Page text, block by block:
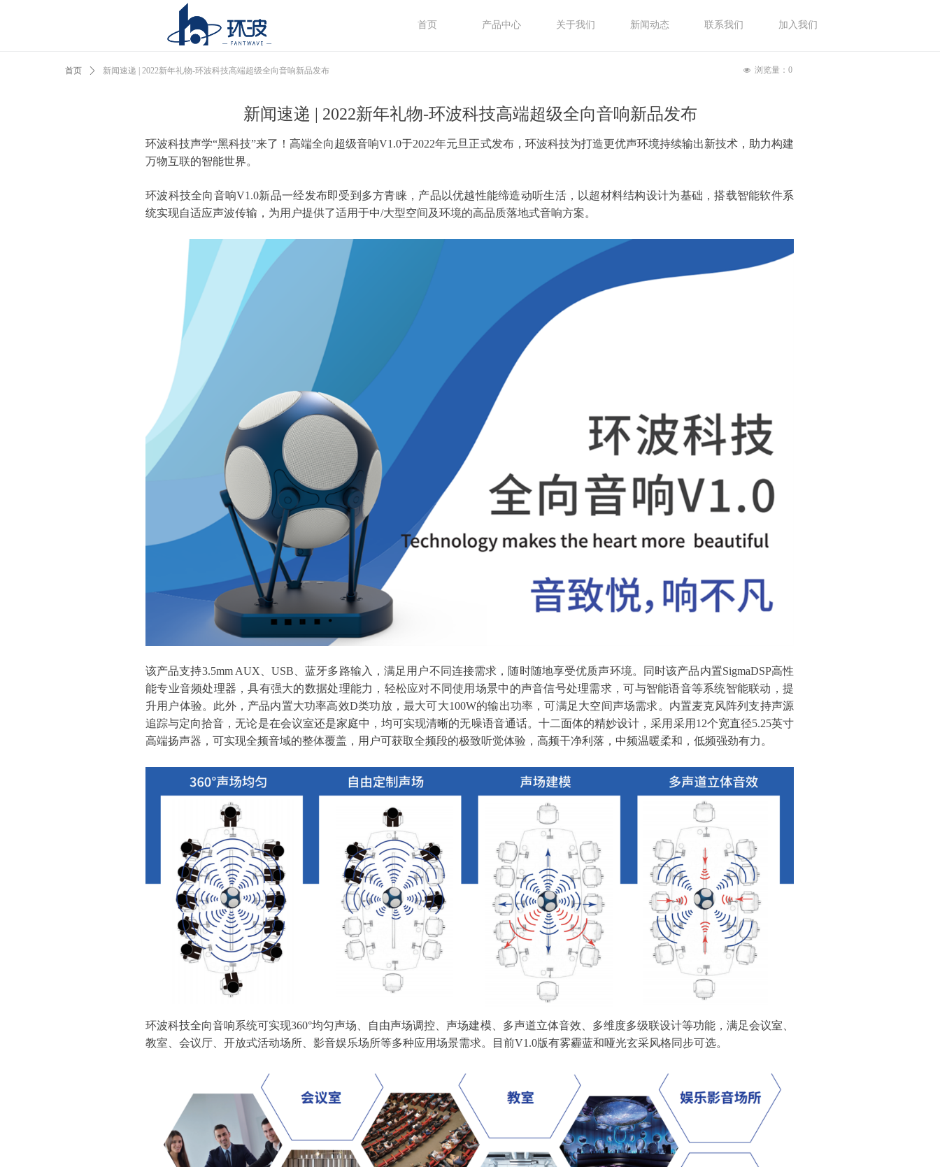
首页 产品中心 关于我们 新闻动态 联系我们 加入我们
新闻速递 | 2022新年礼物-环波科技高端超级全向音响新品发布
环波科技声学“黑科技”来了！高端全向超级音响V1.0于2022年元旦正式发布，环波科技为打造更优声环境持续输出新技术，助力构建
万物互联的智能世界。
环波科技全向音响V1.0新品一经发布即受到多方青睐，产品以优越性能缔造动听生活，以超材料结构设计为基础，搭载智能软件系
统实现自适应声波传输，为用户提供了适用于中/大型空间及环境的高品质落地式音响方案。
该产品支持3.5mm AUX、USB、蓝牙多路输入，满足用户不同连接需求，随时随地享受优质声环境。同时该产品内置SigmaDSP高性
能专业音频处理器，具有强大的数据处理能力，轻松应对不同使用场景中的声音信号处理需求，可与智能语音等系统智能联动，提
升用户体验。此外，产品内置大功率高效D类功放，最大可大100W的输出功率，可满足大空间声场需求。内置麦克风阵列支持声源
追踪与定向拾音，无论是在会议室还是家庭中，均可实现清晰的无噪语音通话。十二面体的精妙设计，采用采用 12个宽直径5.25英寸
高端扬声器，可实现全频音域的整体覆盖，用户可获取全频段的极致听觉体验，高频干净利落，中频温暖柔和，低频强劲有力。
环波科技全向音响系统可实现360°均匀声场、自由声场调控、声场建模、多声道立体音效、多维度多级联设计等功能，满足会议室、
教室、会议厅、开放式活动场所、影音娱乐场所等多种应用场景需求。目前V1.0版有雾霾蓝和哑光玄采风格同步可选。
首页 ꄲ 新闻速递 | 2022新年礼物-环波科技高端超级全向音响新品发布 넶 浏览量： 0